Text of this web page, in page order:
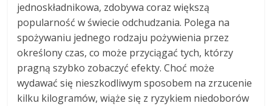
jednoskładnikowa, zdobywa coraz większą
popularność w świecie odchudzania. Polega na
spożywaniu jednego rodzaju pożywienia przez
określony czas, co może przyciągać tych, którzy
pragną szybko zobaczyć efekty. Choć może
wydawać się nieszkodliwym sposobem na zrzucenie
kilku kilogramów, wiąże się z ryzykiem niedoborów